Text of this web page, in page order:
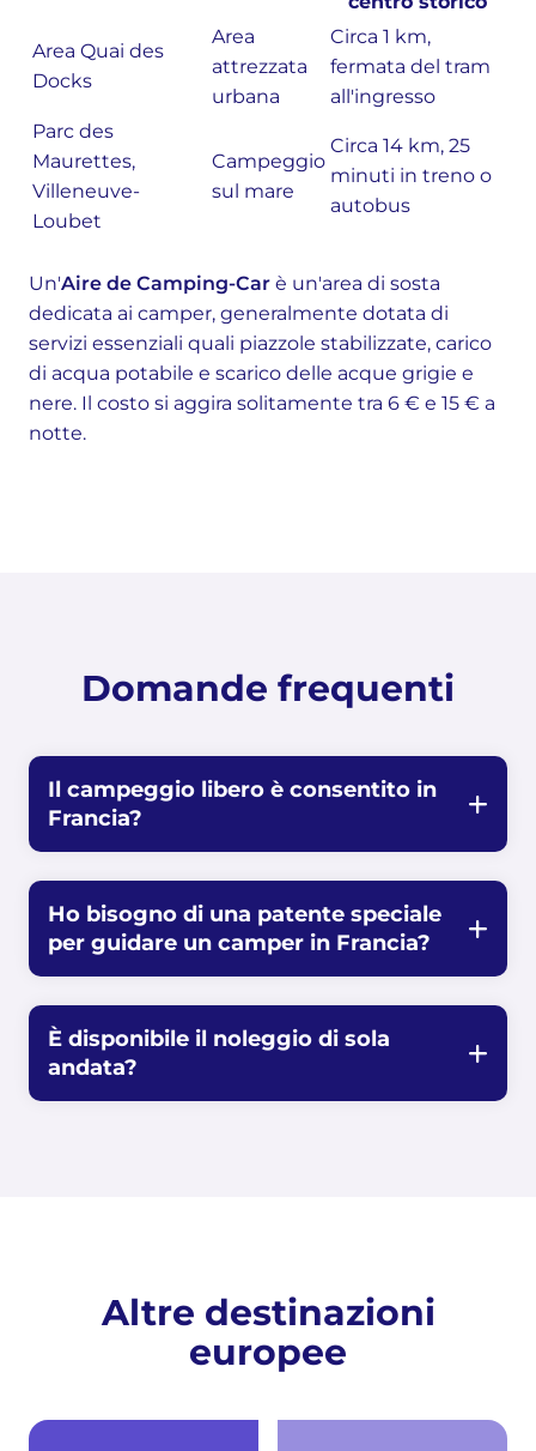
Area Quai des
Docks
Area
attrezzata
urbana
Circa 1 km,
fermata del tram
all'ingresso
Parc des
Maurettes,
Villeneuve-
Loubet
Campeggio
sul mare
Circa 14 km, 25
minuti in treno o
autobus
Un'Aire de Camping-Car è un'area di sosta
dedicata ai camper, generalmente dotata di
servizi essenziali quali piazzole stabilizzate, carico
di acqua potabile e scarico delle acque grigie e
nere. Il costo si aggira solitamente tra 6 € e 15 € a
notte.
Domande frequenti
Il campeggio libero è consentito in
Francia?
Ho bisogno di una patente speciale
per guidare un camper in Francia?
È disponibile il noleggio di sola
andata?
Altre destinazioni
europee